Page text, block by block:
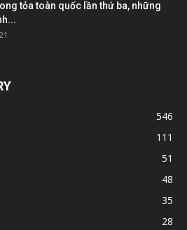
tỏa toàn quốc lần thứ ba, những
546
111
51
48
35
28